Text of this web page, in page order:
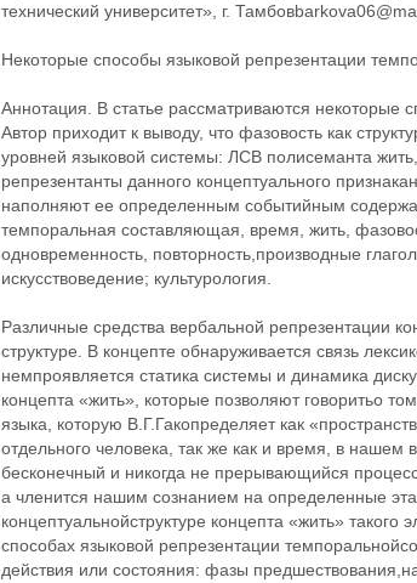
технический университет», г.
Некоторые способы языковой репрезентации
Аннотация. В статье рассматриваются некоторые
Автор приходит к выводу, что фазовость как
уровней языковой системы: ЛСВ полисеманта
репрезентанты данного концептуального
наполняют ее определенным событийным
темпоральная составляющая, время, жить,
одновременность, повторность,производные
искусствоведение; культурология.
Различные средства вербальной репрезентации
структуре. В концепте обнаруживается связь
немпроявляется статика системы и динамика
концепта «жить», которые позволяют говоритьо
языка, которую В.Г.Гакопределяет как
отдельного человека, так же как и время, в
бесконечный и никогда не прерывающийся
а членится нашим сознанием на определенные
концептуальнойструктуре концепта «жить»
способах языковой репрезентации
действия или состояния: фазы